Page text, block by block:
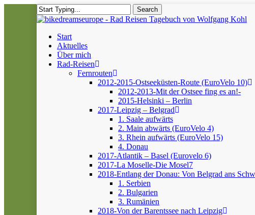
Search
Close
Menu
Start
Aktuelles
Über mich
Rad-Reisen
Fernrouten
2012-2015-Ostseeküsten-Route (EuroVelo 10)
2012-2013-Mit der Ostsee fing es an!-
2015-Helsinki – Berlin
2017-Leipzig – Belgrad
1. Saale aufwärts
2. Main abwärts (EuroVelo 4)
3. Rhein aufwärts (EuroVelo 15)
4. Donau
2017-Atlantik – Basel (Eurovelo 6)
2017-La Moselle-Die Mosel7
2018-Entlang der Donau: Von Belgrad ans
1. Serbien
2. Bulgarien
3. Rumänien
2018-Von der Barentssee nach Leipzig